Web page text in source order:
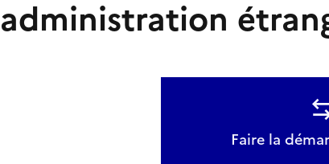
administration
Faire la